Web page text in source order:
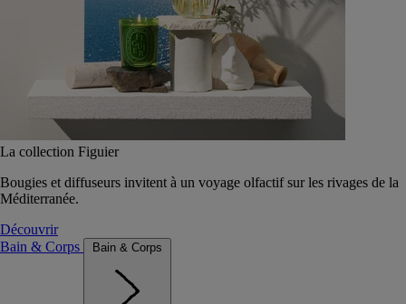
La collection Figuier
Bougies et diffuseurs invitent à un voyage olfactif sur les rivages de la
Méditerranée.
Découvrir
Bain & Corps
Bain & Corps